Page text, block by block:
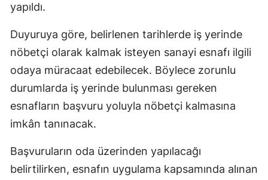
yapıldı.
Duyuruya göre, belirlenen tarihlerde iş yerinde
nöbetçi olarak kalmak isteyen sanayi esnafı ilgili
odaya müracaat edebilecek. Böylece zorunlu
durumlarda iş yerinde bulunması gereken
esnafların başvuru yoluyla nöbetçi kalmasına
imkân tanınacak.
Başvuruların oda üzerinden yapılacağı
belirtilirken, esnafın uygulama kapsamında alınan